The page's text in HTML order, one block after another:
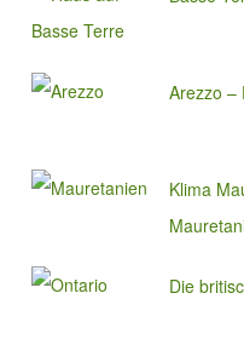
Arezzo –
Klima
Die